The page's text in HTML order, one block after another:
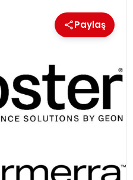
Paylaş